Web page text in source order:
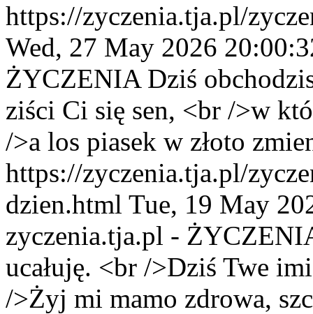
https://zyczenia.tja.pl/
Wed, 27 May 2026
ŻYCZENIA Dziś
ziści Ci się sen, <br />w
/>a los piasek w złoto
https://zyczenia.tja.pl/
dzien.html Tue, 19 May
zyczenia.tja.pl -
ucałuję. <br />Dziś Twe
/>Żyj mi mamo zdrowa,